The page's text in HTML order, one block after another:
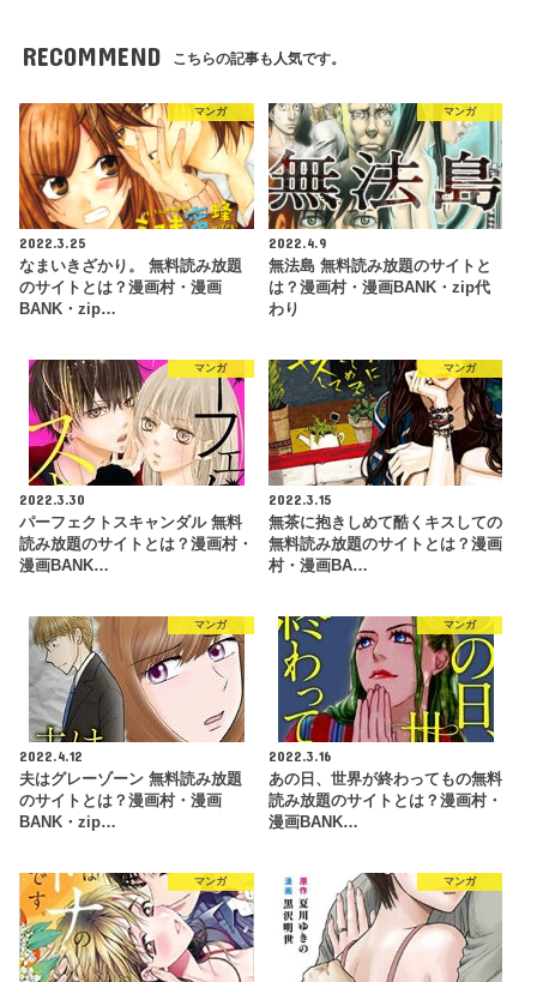
RECOMMEND こちらの記事も人気です。
マンガ
2022.3.25
なまいきざかり。 無料読み放題
のサイトとは？漫画村・漫画
BANK・zip…
マンガ
2022.4.9
無法島 無料読み放題のサイトと
は？漫画村・漫画BANK・zip代
わり
マンガ
2022.3.30
パーフェクトスキャンダル 無料
読み放題のサイトとは？漫画村・
漫画BANK…
マンガ
2022.3.15
無茶に抱きしめて酷くキスしての
無料読み放題のサイトとは？漫画
村・漫画BA…
マンガ
2022.4.12
夫はグレーゾーン 無料読み放題
のサイトとは？漫画村・漫画
BANK・zip…
マンガ
2022.3.16
あの日、世界が終わってもの無料
読み放題のサイトとは？漫画村・
漫画BANK…
マンガ マンガ